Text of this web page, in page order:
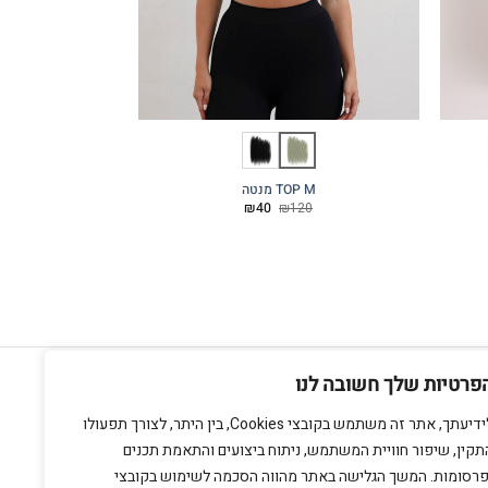
שלך חשובה לנו
לידיעתך, אתר זה משתמש בקובצי Cookies, בין היתר, לצורך תפעולו
שיפור חוויית המשתמש, ניתוח ביצועים והתאמת תכנים
המשך הגלישה באתר מהווה הסכמה לשימוש בקובצי
TOP M מנטה
₪120 המחיר
₪40 המחיר
חנות מתחם בזל
צרו קשר